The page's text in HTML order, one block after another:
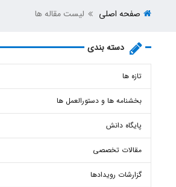
صفحه اصلی لیست مقاله ها
دسته بندی
تازه ها
بخشنامه ها و دستورالعمل ها
پایگاه دانش
مقالات تخصصی
گزارشات رویدادها